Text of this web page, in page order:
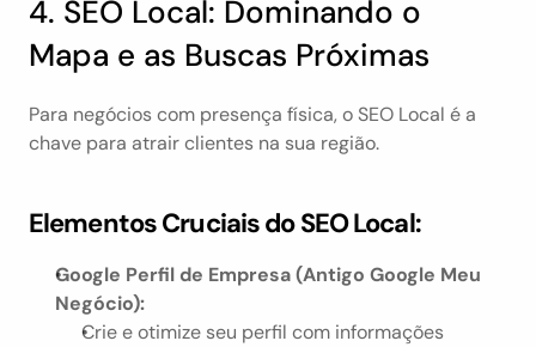
4. SEO Local: Dominando o
Mapa e as Buscas Próximas
Para negócios com presença física, o SEO Local é a
chave para atrair clientes na sua região.
Elementos Cruciais do SEO Local:
Google Perfil de Empresa (Antigo Google Meu
Negócio):
Crie e otimize seu perfil com informações